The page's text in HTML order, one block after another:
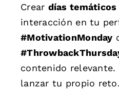
Crear días temáticos
interacción en tu
#MotivationMonday
contenido relevante.
lanzar tu propio